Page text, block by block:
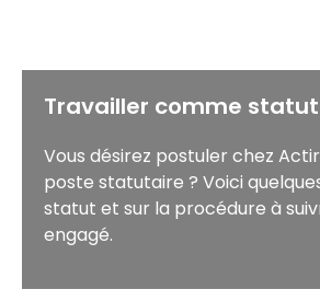
Travailler comme
Vous désirez postuler chez
poste statutaire ? Voici
statut et sur la procédure à
engagé.